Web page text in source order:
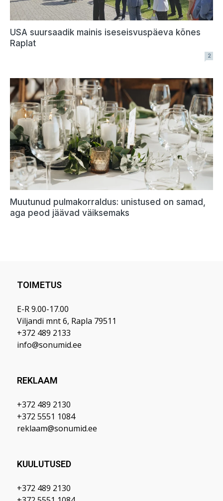
TOIMETUS
E-R 9.00-17.00
Viljandi mnt 6, Rapla 79511
+372 489 2133
info@sonumid.ee
REKLAAM
+372 489 2130
+372 5551 1084
reklaam@sonumid.ee
KUULUTUSED
+372 489 2130